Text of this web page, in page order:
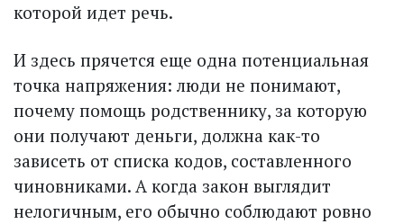
которой идет речь.
И здесь прячется еще одна потенциальная
точка напряжения: люди не понимают,
почему помощь родственнику, за которую
они получают деньги, должна как-то
зависеть от списка кодов, составленного
чиновниками. А когда закон выглядит
нелогичным, его обычно соблюдают ровно